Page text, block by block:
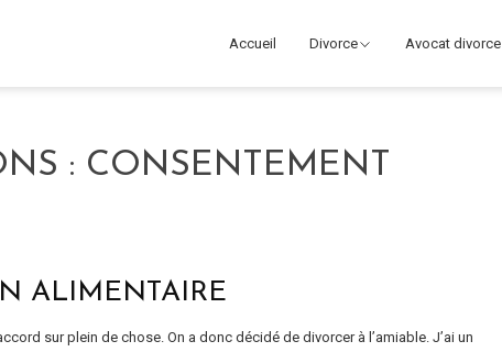
Accueil Divorce Avocat divorce
: CONSENTEMENT
ALIMENTAIRE
sur plein de chose. On a donc décidé de divorcer à l’amiable. J’ai un